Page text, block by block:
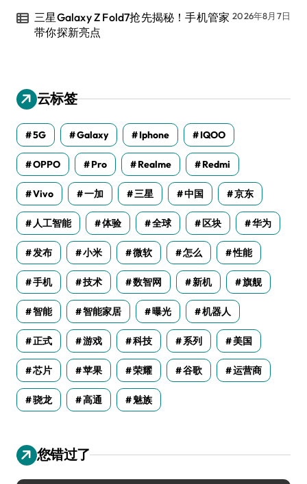
三星Galaxy Z Fold7抢先揭秘！手机管家
带你探新亮点
2026年8月7日
云标签
5G Galaxy Iphone IQOO
OPPO Pro Realme Redmi
Vivo 一加 三星 中国 京东
人工智能 体验 全球 区块 华为
发布 小米 微软 怎么 性能
手机 技术 数智网 新机 旗舰
智能 智能家居 曝光 机器人
正式 游戏 科技 系列 美国
芯片 苹果 荣耀 谷歌 运营商
骁龙 高通 魅族
您错过了